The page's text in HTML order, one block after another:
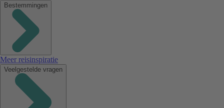
Bestemmingen
Meer reisinspiratie
Veelgestelde vragen